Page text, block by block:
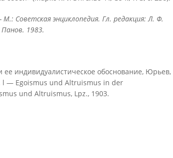
Советская энциклопедия. Гл. редакция: Л. Ф.
1983.
индивидуалистическое обоснование, Юрьев,
l — Egoismus und Altruismus in der
und Altruismus, Lpz., 1903.